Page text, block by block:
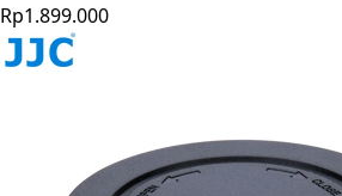
Rp1.899.000